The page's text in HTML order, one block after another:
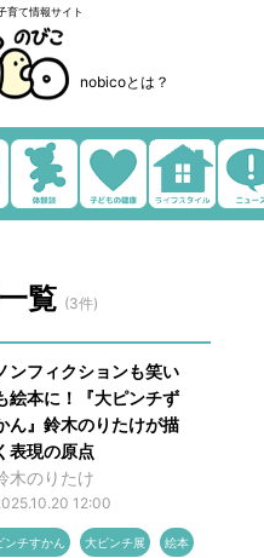
育て情報サイト
nobicoとは？
覧 (3件)
ンフィクションも笑い
絵本に！『大ピンチず
ん』鈴木のりたけが描
表現の原点
木のりたけ
12:00
ンチすかん 大ピンチ展 絵本